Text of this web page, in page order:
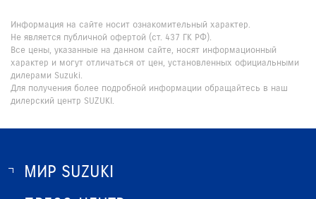
Информация на сайте носит ознакомительный характер.
Не является публичной офертой (ст. 437 ГК РФ).
Все цены, указанные на данном сайте, носят информационный
характер и могут отличаться от цен, установленных официальными
дилерами Suzuki.
Для получения более подробной информации обращайтесь в наш
дилерский центр SUZUKI.
МИР SUZUKI